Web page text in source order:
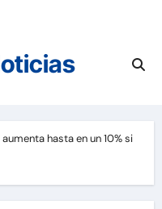
hasta en un 10% si